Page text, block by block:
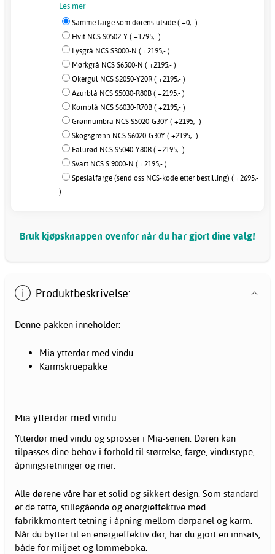
Les mer
Samme farge som dørens utside ( +0,- )
Hvit NCS S0502-Y ( +1795,- )
Lysgrå NCS S3000-N ( +2195,- )
Mørkgrå NCS S6500-N ( +2195,- )
Okergul NCS S2050-Y20R ( +2195,- )
Azurblå NCS S5030-R80B ( +2195,- )
Kornblå NCS S6030-R70B ( +2195,- )
Grønnumbra NCS S5020-G30Y ( +2195,- )
Skogsgrønn NCS S6020-G30Y ( +2195,- )
Falurød NCS S5040-Y80R ( +2195,- )
Svart NCS S 9000-N ( +2195,- )
Spesialfarge (send oss NCS-kode etter bestilling) ( +2695,-
)
Bruk kjøpsknappen ovenfor når du har gjort dine valg!
Produktbeskrivelse:
Denne pakken inneholder:
Mia ytterdør med vindu
Karmskruepakke
Mia ytterdør med vindu:
Ytterdør med vindu og sprosser i Mia-serien. Døren kan
tilpasses dine behov i forhold til størrelse, farge, vindustype,
åpningsretninger og mer.
Alle dørene våre har et solid og sikkert design. Som standard
er de tette, stillegående og energieffektive med
fabrikkmontert tetning i åpning mellom dørpanel og karm.
Når du bytter til en energieffektiv dør, har du gjort en innsats,
både for miljøet og lommeboka.